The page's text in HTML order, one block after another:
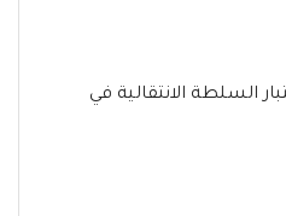
السلطة الانتقالية في